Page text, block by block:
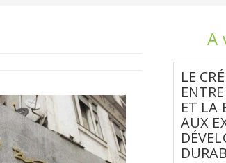
SÉLECTIONNEZ UN/DES PAYS
A
LE
ET LA
AUX